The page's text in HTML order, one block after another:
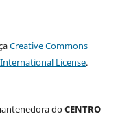
Creative Commons
License.
doCENTRO